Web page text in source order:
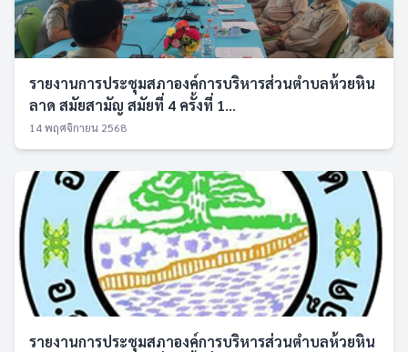
รายงานการประชุมสภาองค์การบริหารส่วนตำบลห้วยหิน
ลาด สมัยสามัญ สมัยที่ 4 ครั้งที่ 1...
14 พฤศจิกายน 2568
รายงานการประชุมสภาองค์การบริหารส่วนตำบลห้วยหิน